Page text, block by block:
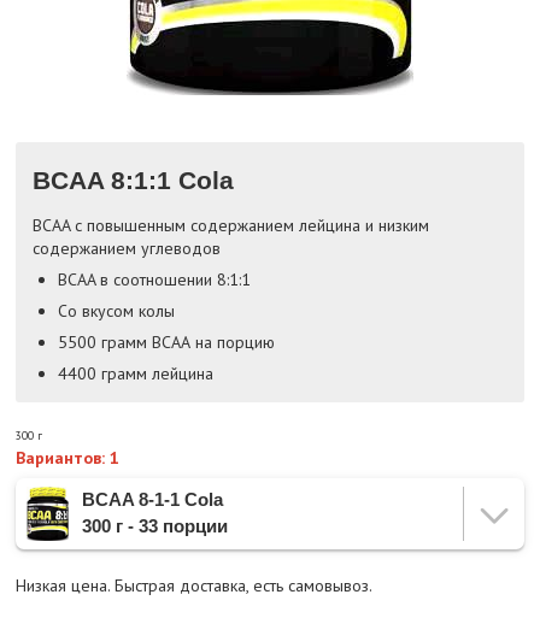
BCAA 8:1:1 Cola
BCAA с повышенным содержанием лейцина и низким
содержанием углеводов
BCAA в соотношении 8:1:1
Со вкусом колы
5500 грамм ВСАА на порцию
4400 грамм лейцина
300 г
Вариантов: 1
BCAA 8-1-1 Cola
300 г - 33 порции
Низкая цена. Быстрая доставка, есть самовывоз.